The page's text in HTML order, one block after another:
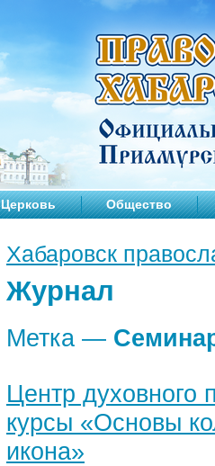
Церковь Общество
Хабаровск
Журнал
Метка —
Центр духовного
курсы «Основы
икона»